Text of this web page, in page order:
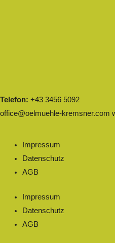
Telefon: +43 3456 5092
office@oelmuehle-kremsner.com
Impressum
Datenschutz
AGB
Impressum
Datenschutz
AGB